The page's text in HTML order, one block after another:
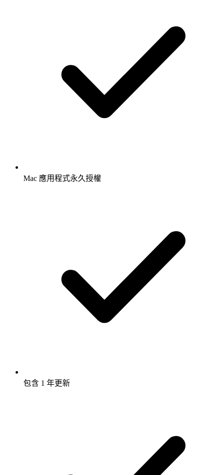
Mac 應用程式永久授權
包含 1 年更新